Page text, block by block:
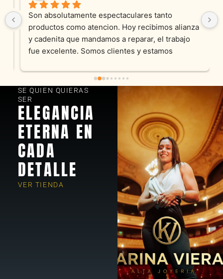
Son absolutamente espectaculares tanto
productos como atencion. Hoy recibimos alianza
y cadenita que mandamos a reparar, el trabajo
fue excelente. Somos clientes y estamos
SE QUIEN QUIERAS
SER
ELEGANCIA
ETERNA EN
CADA
DETALLE
VER TIENDA